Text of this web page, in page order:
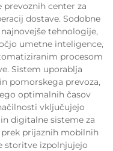
center za
dostave. Sodobne
tehnologije,
umetne inteligence,
procesom
Sistem uporablja
pomorskega prevoza,
optimalnih časov
vključujejo
digitalne sisteme za
prijaznih mobilnih
storitve izpolnjujejo